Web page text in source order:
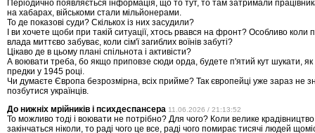
Періодично появляється інформація, що то тут, то там затримали
на хабарах, військоми стали мільйонерами.
То де показові суди? Скількох із них засудили?
І ви хочете щоби при такій ситуації, хтось рвався на фронт? Особливо коли
влада миттєво забуває, коли сім'ї загиблих воїнів забуті?
Цікаво де в цьому плані спільнота і активісти?
А воювати треба, бо якщо приповзе сюди орда, будете п'ятий кут шукати,
предки у 1945 році.
Чи думаєте Європа безрозмірна, всіх прийме? Так європейці уже зараз не
позбутися українців.
До нижніх мрійників і психдеспансера 11.06.2026 / 21:13:52
То можливо тоді і воювати не потрібно? Для чого? Коли велике крадівництво
закінчаться ніколи, то раді чого це все, раді чого помирає тисячі людей